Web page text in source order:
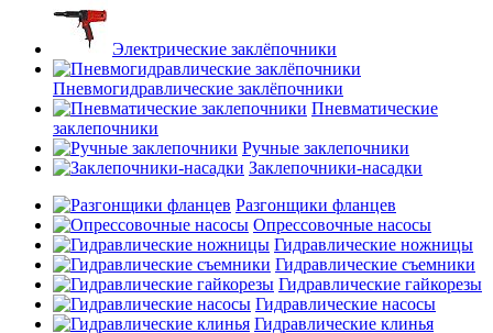
Электрические заклёпочники
Пневмогидравлические заклёпочники
Пневматические
заклепочники
Ручные заклепочники
Заклепочники-насадки
Разгонщики фланцев
Опрессовочные насосы
Гидравлические ножницы
Гидравлические съемники
Гидравлические гайкорезы
Гидравлические насосы
Гидравлические клинья